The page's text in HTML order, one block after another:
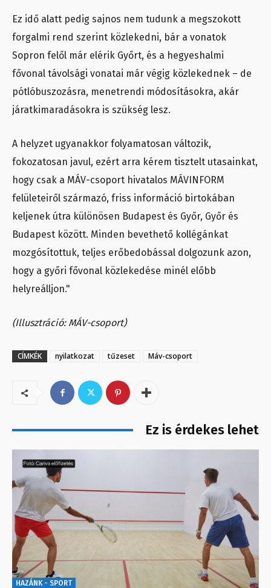
Ez idő alatt pedig sajnos nem tudunk a megszokott
forgalmi rend szerint közlekedni, bár a vonatok
Sopron felől már elérik Győrt, és a hegyeshalmi
fővonal távolsági vonatai már végig közlekednek – de
pótlóbuszozásra, menetrendi módosításokra, akár
járatkimaradásokra is szükség lesz.
A helyzet ugyanakkor folyamatosan változik,
fokozatosan javul, ezért arra kérem tisztelt utasainkat,
hogy csak a MÁV-csoport hivatalos MÁVINFORM
felületeiről származó, friss információ birtokában
keljenek útra különösen Budapest és Győr, Győr és
Budapest között. Minden bevethető kollégánkat
mozgósítottuk, teljes erőbedobással dolgozunk azon,
hogy a győri fővonal közlekedése minél előbb
helyreálljon."
(Illusztráció: MÁV-csoport)
CÍMKÉK nyilatkozat tűzeset Máv-csoport
Ez is érdekes lehet
HAZÁNK - SPORT